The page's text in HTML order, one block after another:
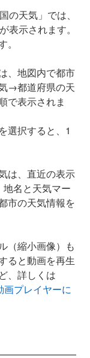
の天気」では、
表示されます。
、地図内で都市
→都道府県の天
で表示されま
選択すると、1
は、直近の表示
名と天気マー
市の天気情報を
（縮小画像）も
ると動画を再生
、詳しくは
画プレイヤーに